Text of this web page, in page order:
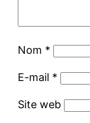
Nom *
E-mail *
Site web